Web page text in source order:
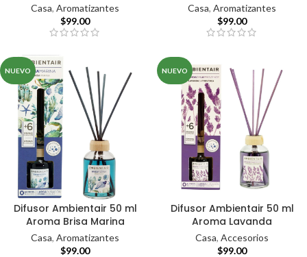
Casa, Aromatizantes
$99.00
Casa, Aromatizantes
$99.00
NUEVO
Difusor Ambientair 50 ml
Aroma Brisa Marina
Casa, Aromatizantes
$99.00
NUEVO
Difusor Ambientair 50 ml
Aroma Lavanda
Casa, Accesorios
$99.00